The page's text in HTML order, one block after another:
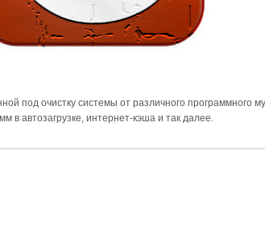
под очистку системы от различного программного
в автозагрузке, интернет-кэша и так далее.